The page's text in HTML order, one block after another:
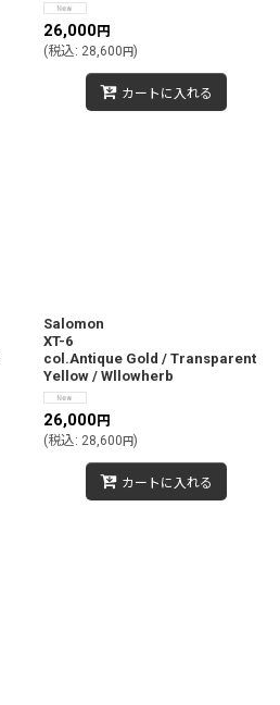
26,000円
(税込: 28,600円)
カートに入れる
Salomon
XT-6
col.Antique Gold / Transparent
Yellow / Wllowherb
26,000円
(税込: 28,600円)
カートに入れる